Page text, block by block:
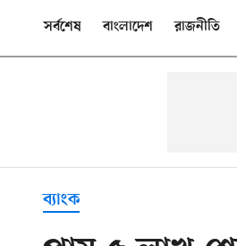
সর্বশেষ বাংলাদেশ রাজনীতি
ব্যাংক